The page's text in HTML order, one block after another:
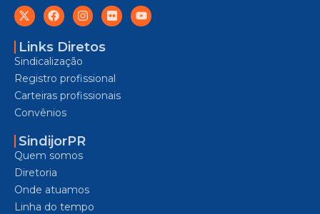
Links Diretos
Sindicalização
Registro profissional
Carteiras profissionais
Convênios
SindijorPR
Quem somos
Diretoria
Onde atuamos
Linha do tempo